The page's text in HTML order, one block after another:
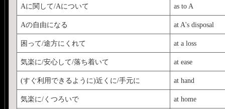
Aに関して/Aについて as to A
Aの自由になる at A's disposal
困って/途方にくれて at a loss
気楽に/安心して/落ち着いて at ease
(すぐ利用できるように)近くに/手元に at hand
気楽に/くつろいで at home